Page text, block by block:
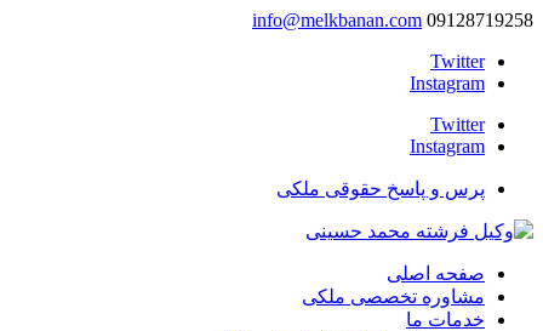
09128719258
info@melkbanan.com
Twitter
Instagram
Twitter
Instagram
پرس و پاسخ حقوقی ملکی
صفحه اصلی
مشاوره تخصصی ملکی
خدمات ما